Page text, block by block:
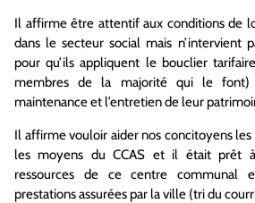
Il affirme être attentif aux conditions de
dans le secteur social mais n’intervient
pour qu’ils appliquent le bouclier
membres de la majorité qui le font)
maintenance et l’entretien de leur
Il affirme vouloir aider nos concitoyens
les moyens du CCAS et il était prêt
ressources de ce centre communal
prestations assurées par la ville (tri du